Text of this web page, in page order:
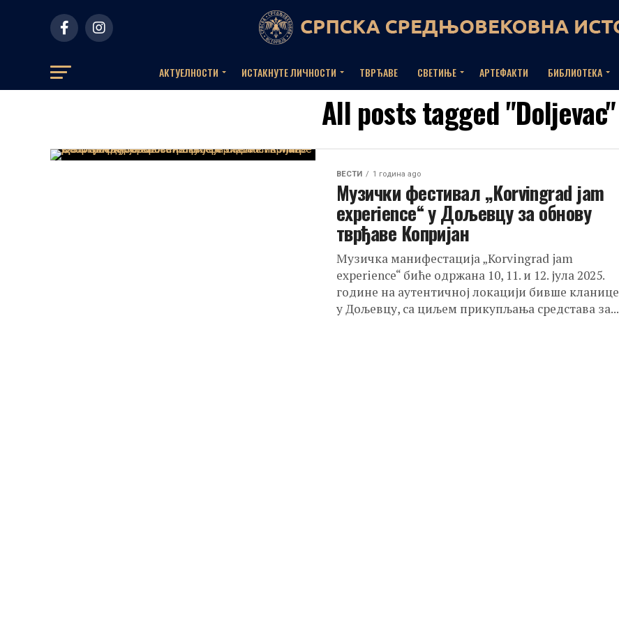
АКТУЕЛНOСТИ ИСТАКНУТЕ ЛИЧНОСТИ ТВРЂАВЕ СВЕТИЊЕ АРТЕФАКТИ БИБЛИОТЕКА
All posts tagged "Doljevac"
ВЕСТИ 1 година ago
Музички фестивал „Korvingrad jam
experience“ у Дољевцу за обнову
тврђаве Копријан
Музичка манифестација „Korvingrad jam
experience“ биће одржана 10, 11. и 12. јула 2025.
године на аутентичној локацији бивше кланице
у Дољевцу, са циљем прикупљања средстава за...